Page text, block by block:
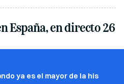
España, en directo 26
ya es el mayor de la his